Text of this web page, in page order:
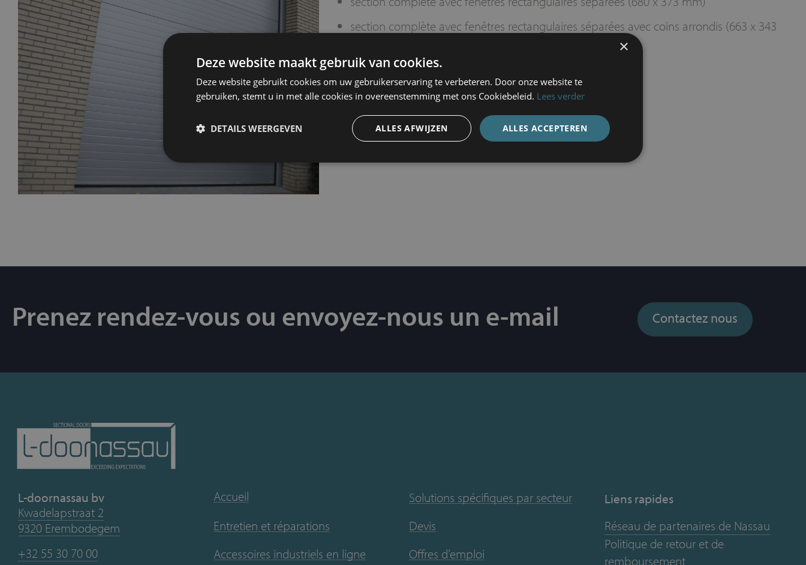
section complète avec fenêtres rectangulaires séparées avec coins arrondis (663 x 343
section vitrée complète avec profilés verticaux
Prenez rendez-vous ou envoyez-nous un e-mail Contactez nous
L-doornassau bv
Kwadelapstraat 2
9320 Erembodegem
+32 55 30 70 00
Accueil
Entretien et réparations
Accessoires industriels en ligne
Solutions spécifiques par secteur
Devis
Offres d’emploi
Liens rapides
Réseau de partenaires de Nassau
Politique de retour et de
remboursement
×
Deze website maakt gebruik van cookies.
Deze website gebruikt cookies om uw gebruikerservaring te verbeteren. Door onze website te
gebruiken, stemt u in met alle cookies in overeenstemming met ons Cookiebeleid. Lees verder
ALLES ACCEPTEREN
ALLES AFWIJZEN
DETAILS WEERGEVEN